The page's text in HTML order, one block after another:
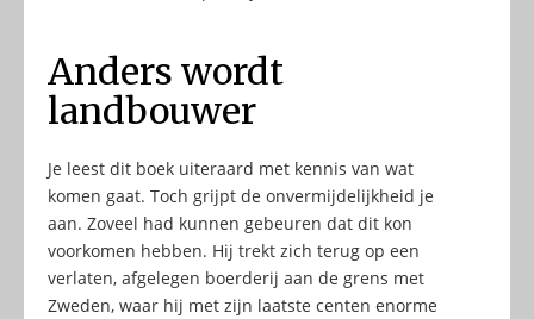
Anders wordt
landbouwer
Je leest dit boek uiteraard met kennis van wat
komen gaat. Toch grijpt de onvermijdelijkheid je
aan. Zoveel had kunnen gebeuren dat dit kon
voorkomen hebben. Hij trekt zich terug op een
verlaten, afgelegen boerderij aan de grens met
Zweden, waar hij met zijn laatste centen enorme